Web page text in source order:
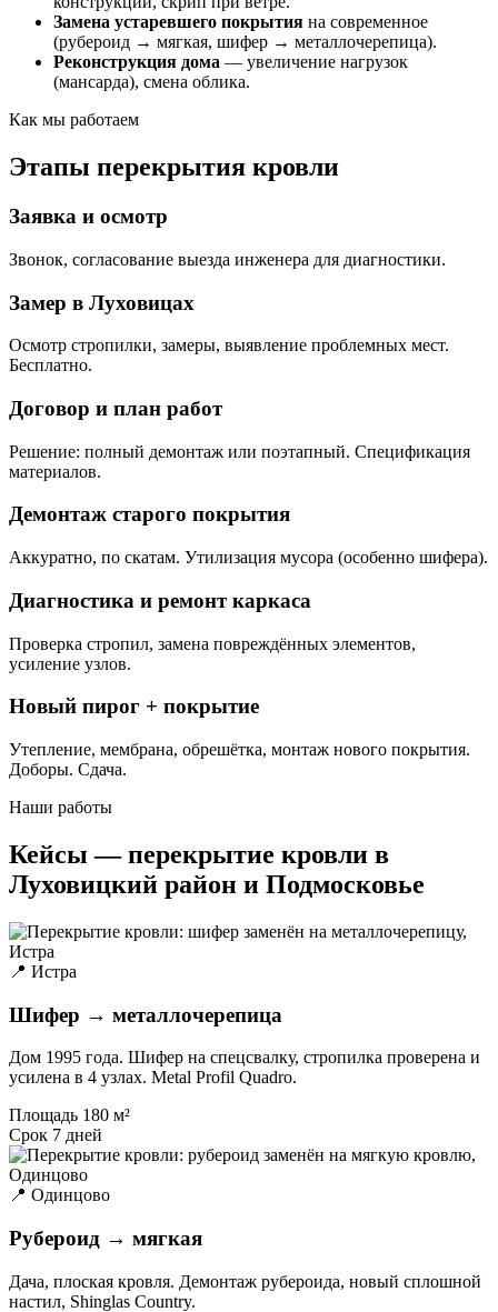
Замена устаревшего покрытия на современное
(рубероид → мягкая, шифер → металлочерепица).
Реконструкция дома — увеличение нагрузок
(мансарда), смена облика.
Как мы работаем
Этапы перекрытия кровли
Заявка и осмотр
Звонок, согласование выезда инженера для диагностики.
Замер в Луховицах
Осмотр стропилки, замеры, выявление проблемных мест.
Бесплатно.
Договор и план работ
Решение: полный демонтаж или поэтапный. Спецификация
материалов.
Демонтаж старого покрытия
Аккуратно, по скатам. Утилизация мусора (особенно шифера).
Диагностика и ремонт каркаса
Проверка стропил, замена повреждённых элементов,
усиление узлов.
Новый пирог + покрытие
Утепление, мембрана, обрешётка, монтаж нового покрытия.
Доборы. Сдача.
Наши работы
Кейсы — перекрытие кровли в
Луховицкий район и Подмосковье
📍 Истра
Шифер → металлочерепица
Дом 1995 года. Шифер на спецсвалку, стропилка проверена и
усилена в 4 узлах. Metal Profil Quadro.
Площадь 180 м²
Срок 7 дней
📍 Одинцово
Рубероид → мягкая
Дача, плоская кровля. Демонтаж рубероида, новый сплошной
настил, Shinglas Country.